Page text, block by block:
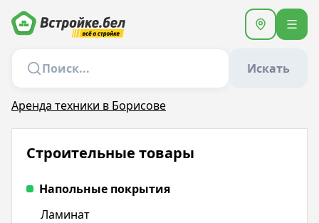
Искать
Аренда техники в Борисове
Строительные товары
Напольные покрытия
Ламинат